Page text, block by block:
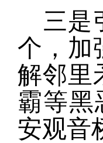
三是
个，加
解邻里
霸等黑
安观音